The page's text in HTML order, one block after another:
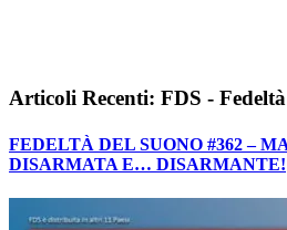
Articoli Recenti: FDS -
FEDELTÀ DEL SUONO #362 –
DISARMATA E… DISARMANTE!